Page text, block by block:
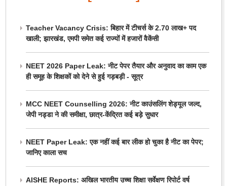
Teacher Vacancy Crisis: बिहार में टीचर्स के 2.70 लाख+ पद
खाली; झारखंड, एमपी समेत कई राज्यों में हजारों वैकेंसी
NEET 2026 Paper Leak: नीट पेपर तैयार और अनुवाद का काम एक
ही समूह के शिक्षकों को देने से हुई गड़बड़ी - सूत्र
MCC NEET Counselling 2026: नीट काउंसलिंग शेड्यूल जल्द,
जेपी नड्डा ने की समीक्षा, छात्र-केंद्रित कई बड़े सुधार
NEET Paper Leak: एक नहीं कई बार लीक हो चुका है नीट का पेपर;
जानिए काला सच
AISHE Reports: अखिल भारतीय उच्च शिक्षा सर्वेक्षण रिपोर्ट वर्ष